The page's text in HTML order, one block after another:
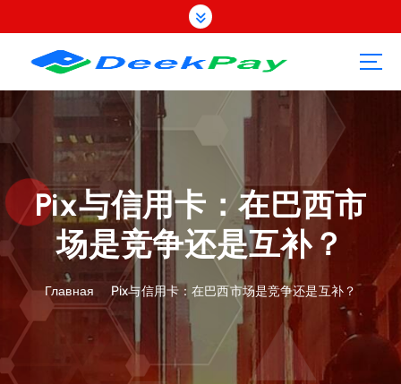
е
й
о
д
р
ю
Pix与信用卡：在巴西市
场是竞争还是互补？
Главная Pix与信用卡：在巴西市场是竞争还是互补？